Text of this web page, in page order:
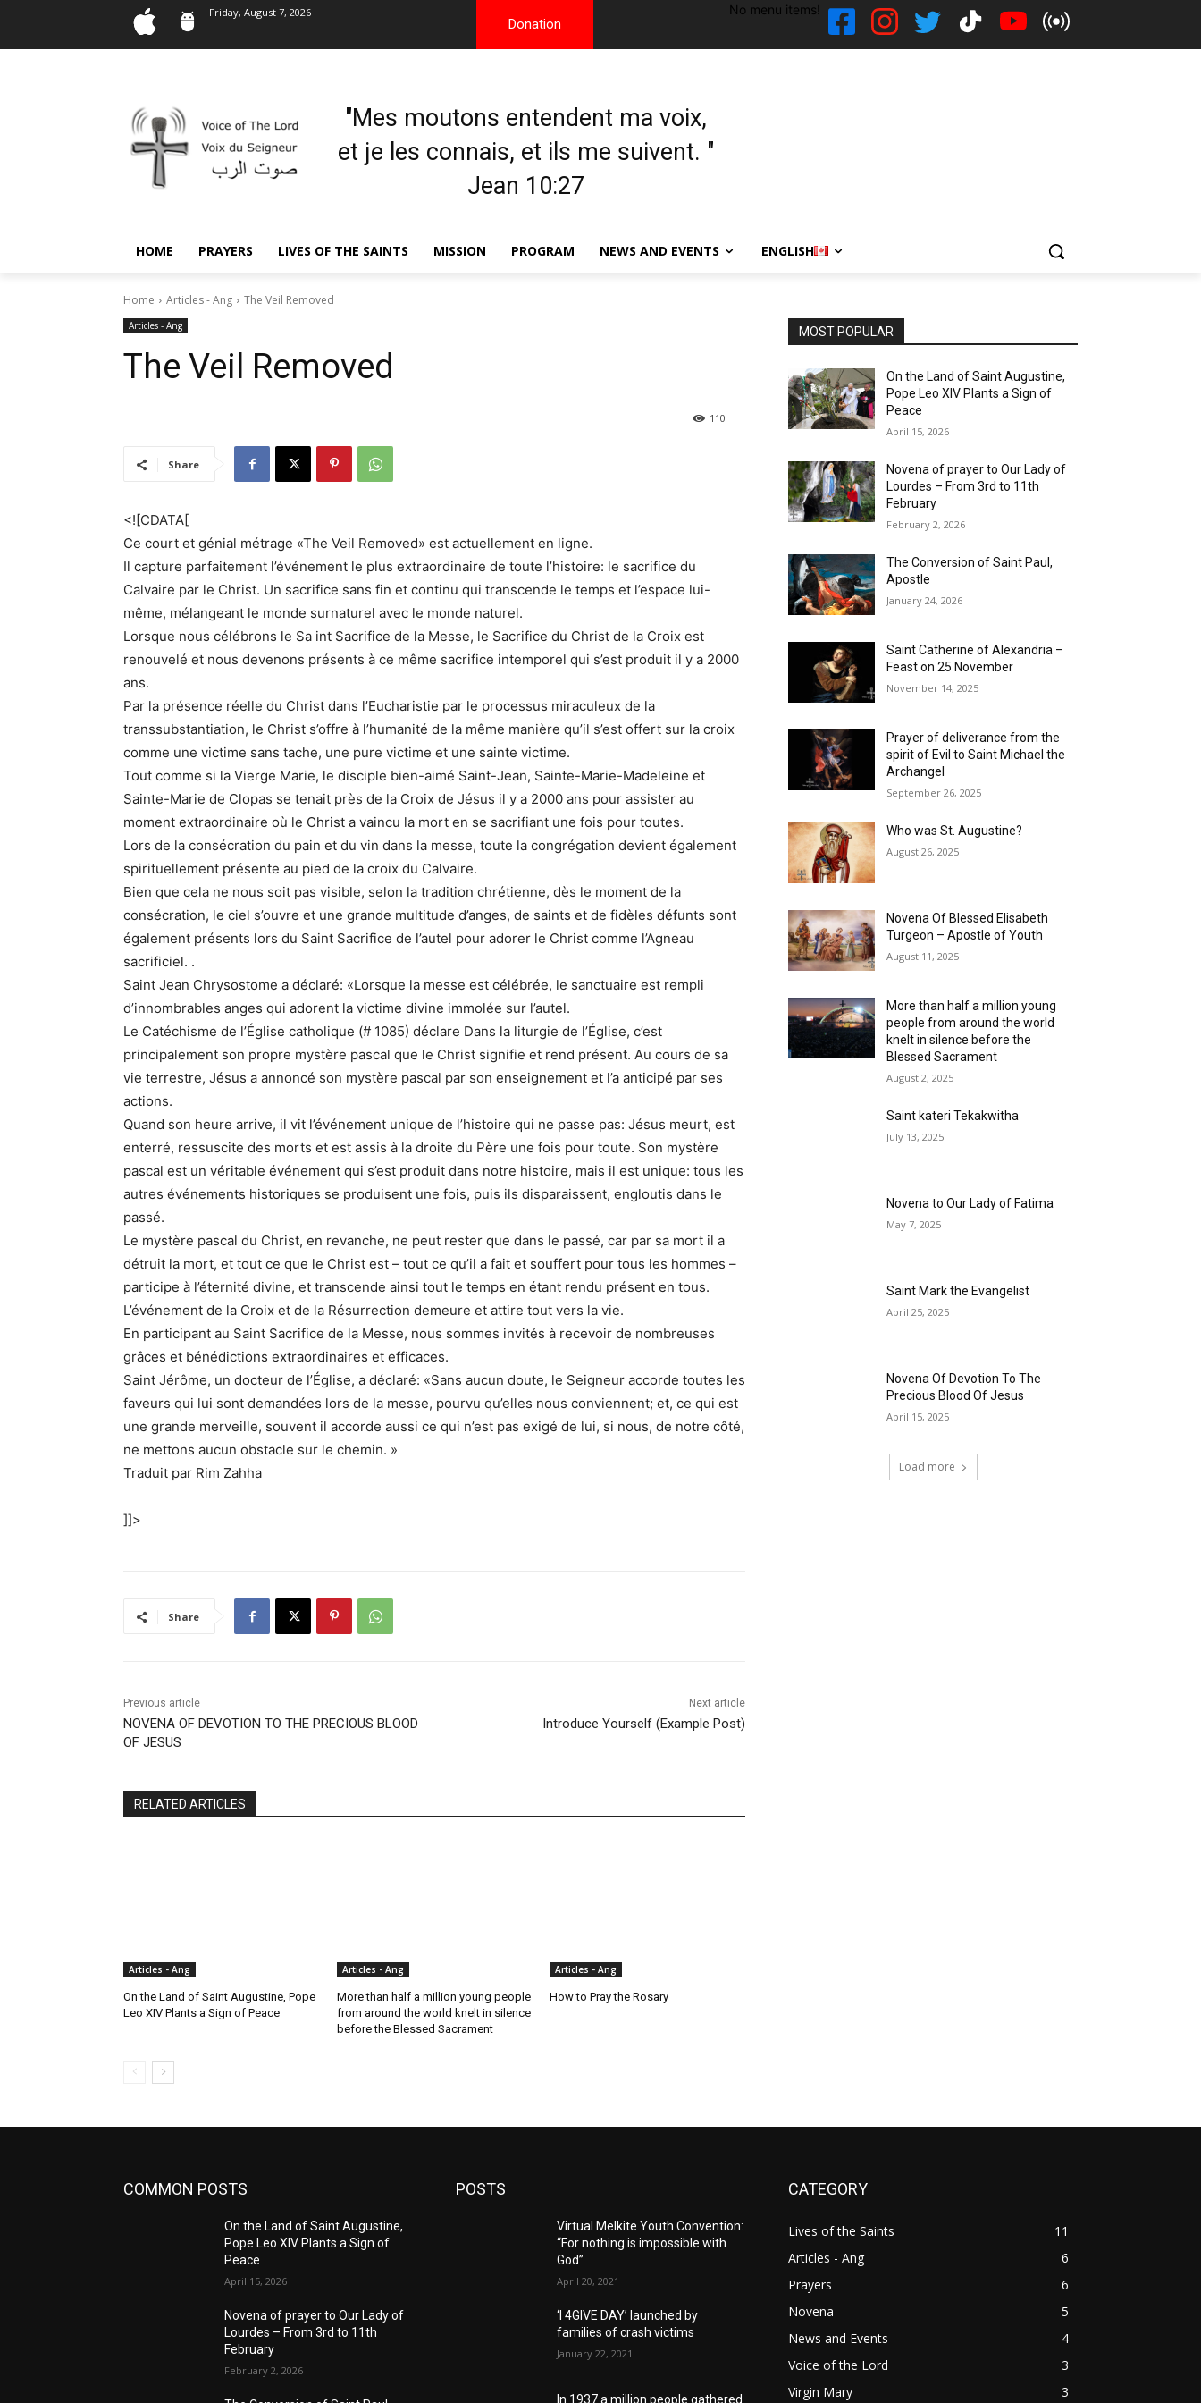
Friday, August 7, 2026
Donation
No menu items!
"Mes moutons entendent ma voix,
et je les connais, et ils me suivent. "
Jean 10:27
HOME PRAYERS LIVES OF THE SAINTS MISSION PROGRAM NEWS AND EVENTS ENGLISH
Home Articles - Ang The Veil Removed
Articles - Ang
The Veil Removed
110
Share
<![CDATA[
Ce court et génial métrage «The Veil Removed» est actuellement en ligne.
Il capture parfaitement l’événement le plus extraordinaire de toute l’histoire: le sacrifice du
Calvaire par le Christ. Un sacrifice sans fin et continu qui transcende le temps et l’espace lui-
même, mélangeant le monde surnaturel avec le monde naturel.
Lorsque nous célébrons le Sa int Sacrifice de la Messe, le Sacrifice du Christ de la Croix est
renouvelé et nous devenons présents à ce même sacrifice intemporel qui s’est produit il y a 2000
ans.
Par la présence réelle du Christ dans l’Eucharistie par le processus miraculeux de la
transsubstantiation, le Christ s’offre à l’humanité de la même manière qu’il s’est offert sur la croix
comme une victime sans tache, une pure victime et une sainte victime.
Tout comme si la Vierge Marie, le disciple bien-aimé Saint-Jean, Sainte-Marie-Madeleine et
Sainte-Marie de Clopas se tenait près de la Croix de Jésus il y a 2000 ans pour assister au
moment extraordinaire où le Christ a vaincu la mort en se sacrifiant une fois pour toutes.
Lors de la consécration du pain et du vin dans la messe, toute la congrégation devient également
spirituellement présente au pied de la croix du Calvaire.
Bien que cela ne nous soit pas visible, selon la tradition chrétienne, dès le moment de la
consécration, le ciel s’ouvre et une grande multitude d’anges, de saints et de fidèles défunts sont
également présents lors du Saint Sacrifice de l’autel pour adorer le Christ comme l’Agneau
sacrificiel. .
Saint Jean Chrysostome a déclaré: «Lorsque la messe est célébrée, le sanctuaire est rempli
d’innombrables anges qui adorent la victime divine immolée sur l’autel.
Le Catéchisme de l’Église catholique (# 1085) déclare Dans la liturgie de l’Église, c’est
principalement son propre mystère pascal que le Christ signifie et rend présent. Au cours de sa
vie terrestre, Jésus a annoncé son mystère pascal par son enseignement et l’a anticipé par ses
actions.
Quand son heure arrive, il vit l’événement unique de l’histoire qui ne passe pas: Jésus meurt, est
enterré, ressuscite des morts et est assis à la droite du Père une fois pour toute. Son mystère
pascal est un véritable événement qui s’est produit dans notre histoire, mais il est unique: tous les
autres événements historiques se produisent une fois, puis ils disparaissent, engloutis dans le
passé.
Le mystère pascal du Christ, en revanche, ne peut rester que dans le passé, car par sa mort il a
détruit la mort, et tout ce que le Christ est – tout ce qu’il a fait et souffert pour tous les hommes –
participe à l’éternité divine, et transcende ainsi tout le temps en étant rendu présent en tous.
L’événement de la Croix et de la Résurrection demeure et attire tout vers la vie.
En participant au Saint Sacrifice de la Messe, nous sommes invités à recevoir de nombreuses
grâces et bénédictions extraordinaires et efficaces.
Saint Jérôme, un docteur de l’Église, a déclaré: «Sans aucun doute, le Seigneur accorde toutes les
faveurs qui lui sont demandées lors de la messe, pourvu qu’elles nous conviennent; et, ce qui est
une grande merveille, souvent il accorde aussi ce qui n’est pas exigé de lui, si nous, de notre côté,
ne mettons aucun obstacle sur le chemin. »
Traduit par Rim Zahha
]]>
Share
Previous article
NOVENA OF DEVOTION TO THE PRECIOUS BLOOD
OF JESUS
Next article
Introduce Yourself (Example Post)
RELATED ARTICLES
Articles - Ang
On the Land of Saint Augustine, Pope
Leo XIV Plants a Sign of Peace
Articles - Ang
More than half a million young people
from around the world knelt in silence
before the Blessed Sacrament
Articles - Ang
How to Pray the Rosary
MOST POPULAR
On the Land of Saint Augustine,
Pope Leo XIV Plants a Sign of
Peace
April 15, 2026
Novena of prayer to Our Lady of
Lourdes – From 3rd to 11th
February
February 2, 2026
The Conversion of Saint Paul,
Apostle
January 24, 2026
Saint Catherine of Alexandria –
Feast on 25 November
November 14, 2025
Prayer of deliverance from the
spirit of Evil to Saint Michael the
Archangel
September 26, 2025
Who was St. Augustine?
August 26, 2025
Novena Of Blessed Elisabeth
Turgeon – Apostle of Youth
August 11, 2025
More than half a million young
people from around the world
knelt in silence before the
Blessed Sacrament
August 2, 2025
Saint kateri Tekakwitha
July 13, 2025
Novena to Our Lady of Fatima
May 7, 2025
Saint Mark the Evangelist
April 25, 2025
Novena Of Devotion To The
Precious Blood Of Jesus
April 15, 2025
Load more
COMMON POSTS
On the Land of Saint Augustine,
Pope Leo XIV Plants a Sign of
Peace
April 15, 2026
Novena of prayer to Our Lady of
Lourdes – From 3rd to 11th
February
February 2, 2026
POSTS
Virtual Melkite Youth Convention:
“For nothing is impossible with
God”
April 20, 2021
‘I 4GIVE DAY’ launched by
families of crash victims
January 22, 2021
In 1937 a million people gathered
CATEGORY
Lives of the Saints
11
Articles - Ang
6
Prayers
6
Novena
5
News and Events
4
Voice of the Lord
3
Virgin Mary
3